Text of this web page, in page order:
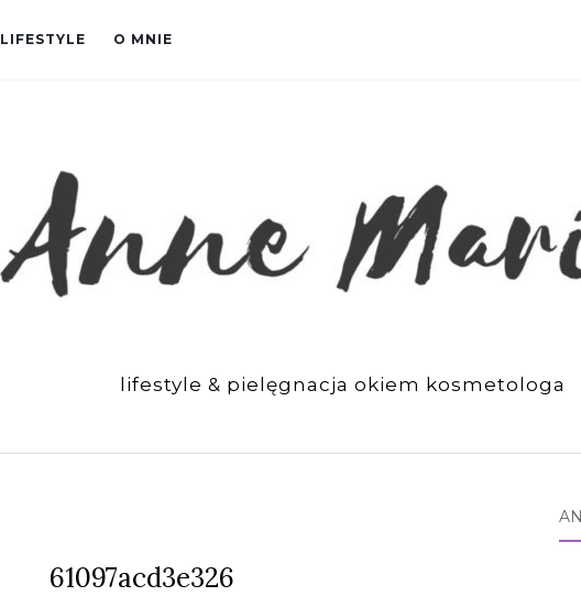
LIFESTYLE O MNIE
lifestyle & pielęgnacja okiem kosmetologa
61097acd3e326